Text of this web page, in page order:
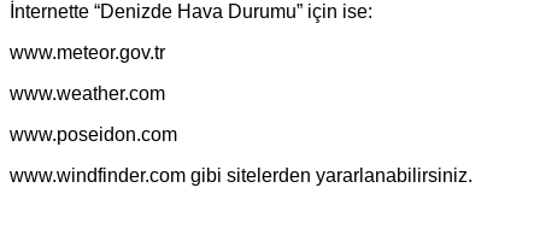
İnternette “Denizde Hava Durumu” için ise:
www.meteor.gov.tr
www.weather.com
www.poseidon.com
www.windfinder.com gibi sitelerden yararlanabilirsiniz.